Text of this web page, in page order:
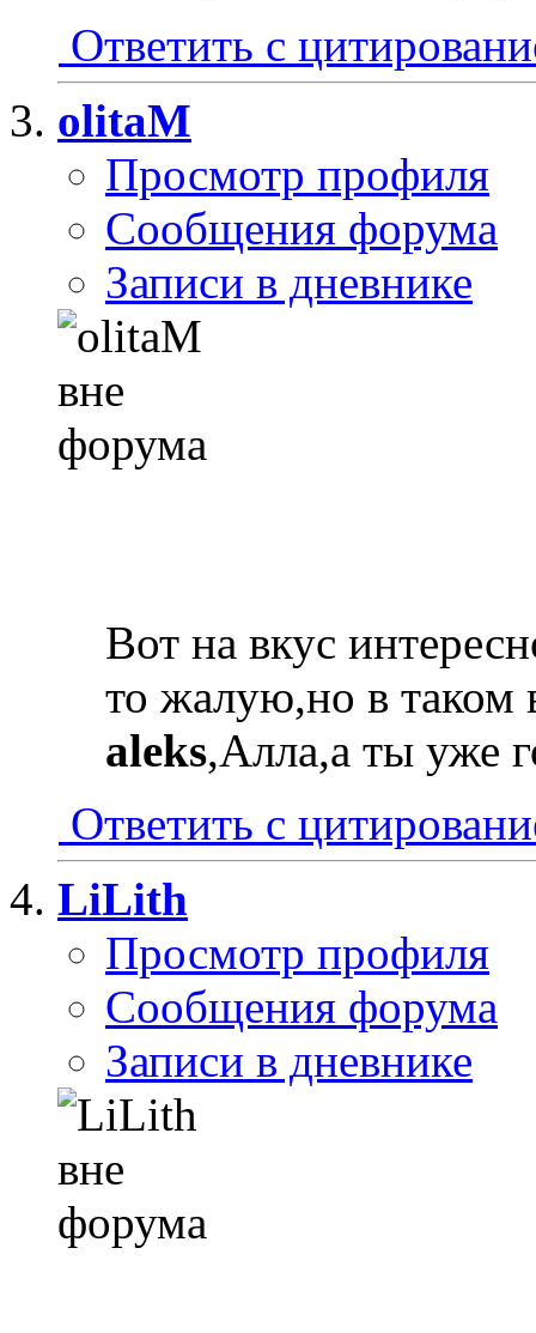
Ответить с
olitaM
Просмотр профиля
Сообщения форума
Записи в дневнике
Вот на вкус
то жалую,но в таком
aleks,Алла,а ты уже
Ответить с
LiLith
Просмотр профиля
Сообщения форума
Записи в дневнике